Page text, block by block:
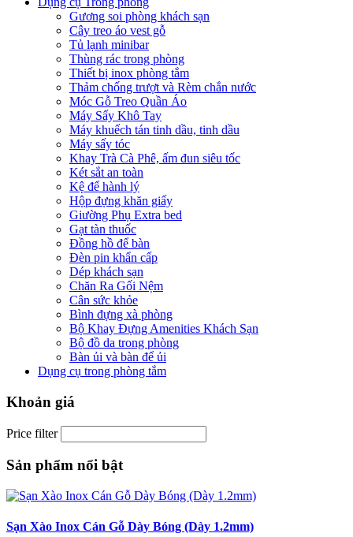
Gương soi phòng khách sạn
Cây treo áo vest gỗ
Tủ lạnh minibar
Thùng rác trong phòng
Thiết bị inox phòng tắm
Thảm chống trượt và Rèm chắn nước
Móc Gỗ Treo Quần Áo
Máy Sấy Khô Tay
Máy khuếch tán tinh dầu, tinh dầu
Máy sấy tóc
Khay Trà Cà Phê, ấm đun siêu tốc
Két sắt an toàn
Kệ để hành lý
Hộp đựng khăn giấy
Giường Phụ Extra bed
Gạt tàn thuốc
Đồng hồ để bàn
Đèn pin khẩn cấp
Dép khách sạn
Chăn Ra Gối Nệm
Cân sức khỏe
Bình đựng xà phòng
Bộ Khay Đựng Amenities Khách Sạn
Bộ đồ da trong phòng
Bàn ủi và bàn để ủi
Dụng cụ trong phòng tắm
Khoản giá
Price filter
Sản phẩm nổi bật
Sạn Xào Inox Cán Gỗ Dày Bóng (Dày 1.2mm)